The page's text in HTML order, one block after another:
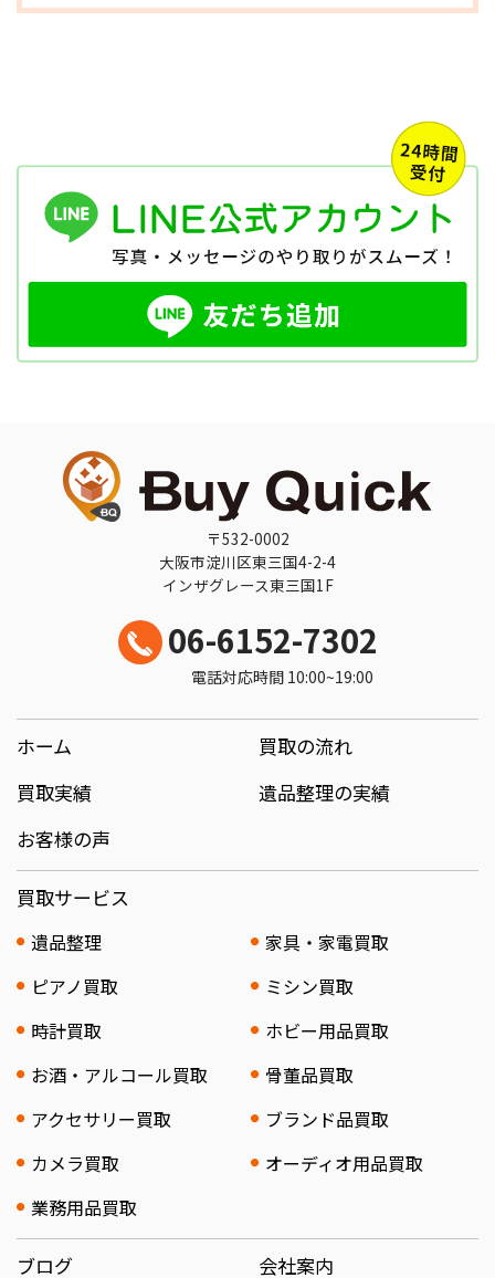
〒532-0002
大阪市淀川区東三国4-2-4
インザグレース東三国1F
06-6152-7302
電話対応時間 10:00~19:00
ホーム
買取の流れ
買取実績
遺品整理の実績
お客様の声
買取サービス
遺品整理
家具・家電買取
ピアノ買取
ミシン買取
時計買取
ホビー用品買取
お酒・アルコール買取
骨董品買取
アクセサリー買取
ブランド品買取
カメラ買取
オーディオ用品買取
業務用品買取
ブログ 会社案内